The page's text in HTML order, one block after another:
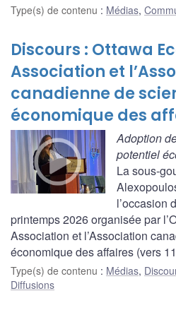
Type(s) de contenu : Médias,
Discours : Ottawa
Association et
canadienne de
économique des
Adoption
potentiel
La sous-
l’occasion
printemps 2026 organisée par
Association et l’Association
économique des affaires (vers
Type(s) de contenu : Médias,
Diffusions